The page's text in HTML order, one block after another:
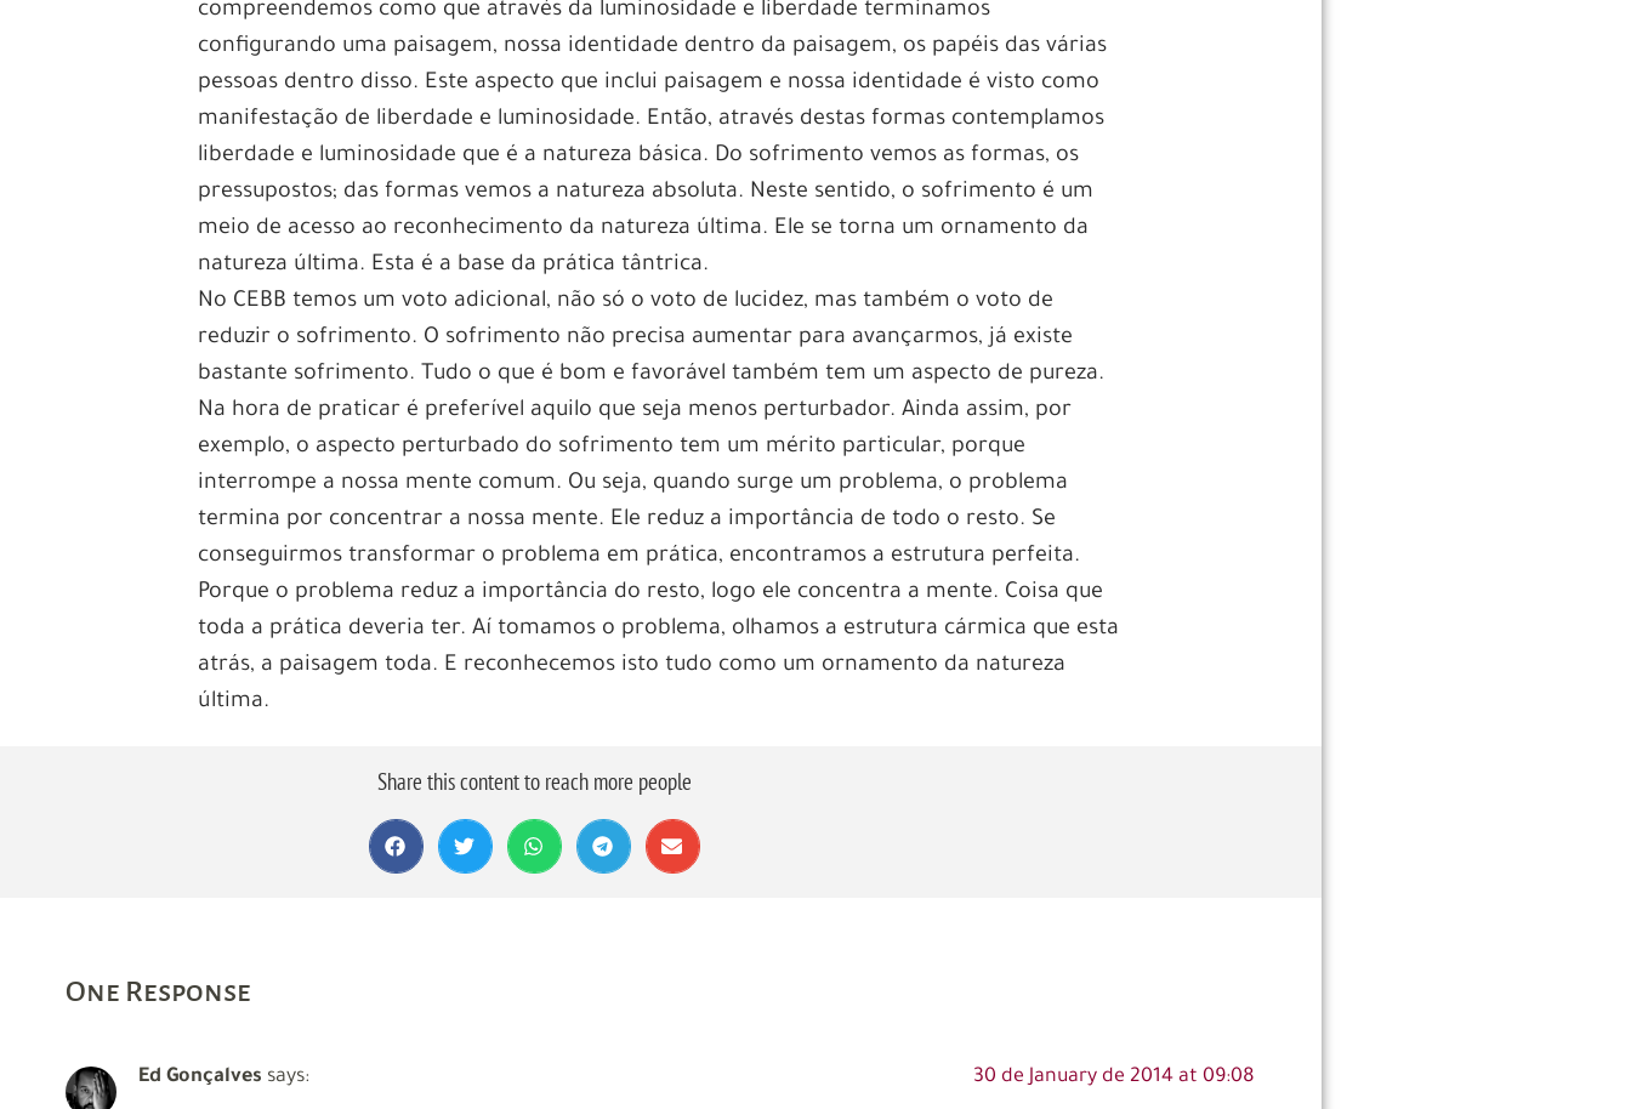
compreendemos como que através da luminosidade e liberdade terminamos
configurando uma paisagem, nossa identidade dentro da paisagem, os papéis das várias
pessoas dentro disso. Este aspecto que inclui paisagem e nossa identidade é visto como
manifestação de liberdade e luminosidade. Então, através destas formas contemplamos
liberdade e luminosidade que é a natureza básica. Do sofrimento vemos as formas, os
pressupostos; das formas vemos a natureza absoluta. Neste sentido, o sofrimento é um
meio de acesso ao reconhecimento da natureza última. Ele se torna um ornamento da
natureza última. Esta é a base da prática tântrica.
No CEBB temos um voto adicional, não só o voto de lucidez, mas também o voto de
reduzir o sofrimento. O sofrimento não precisa aumentar para avançarmos, já existe
bastante sofrimento. Tudo o que é bom e favorável também tem um aspecto de pureza.
Na hora de praticar é preferível aquilo que seja menos perturbador. Ainda assim, por
exemplo, o aspecto perturbado do sofrimento tem um mérito particular, porque
interrompe a nossa mente comum. Ou seja, quando surge um problema, o problema
termina por concentrar a nossa mente. Ele reduz a importância de todo o resto. Se
conseguirmos transformar o problema em prática, encontramos a estrutura perfeita.
Porque o problema reduz a importância do resto, logo ele concentra a mente. Coisa que
toda a prática deveria ter. Aí tomamos o problema, olhamos a estrutura cármica que esta
atrás, a paisagem toda. E reconhecemos isto tudo como um ornamento da natureza
última.
Share this content to reach more people
One Response
Ed Gonçalves says: 30 de January de 2014 at 09:08